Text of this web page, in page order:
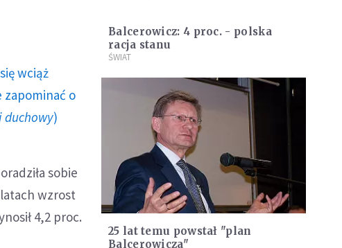
wciąż
zapominać o
duchowy)
sobie
wzrost
4,2 proc.
Balcerowicz: 4 proc. - polska
racja stanu
ŚWIAT
25 lat temu powstał "plan
Balcerowicza"